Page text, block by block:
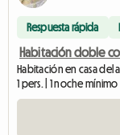
Respuesta rápida
Habitación doble
Habitación en casa del
1 pers. | 1 noche mínimo